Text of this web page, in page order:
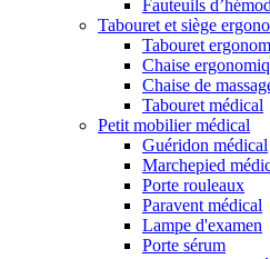
Fauteuils
Tabouret et siège
Tabouret
Chaise
Chaise de
Tabouret médical
Petit mobilier médical
Guéridon médical
Marchepied
Porte rouleaux
Paravent médical
Lampe d'examen
Porte sérum